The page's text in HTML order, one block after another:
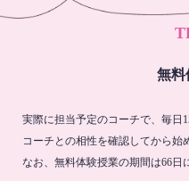
無料
実際に担当予定のコーチで、毎日
コーチとの相性を確認してから始
なお、無料体験授業の期間は66日